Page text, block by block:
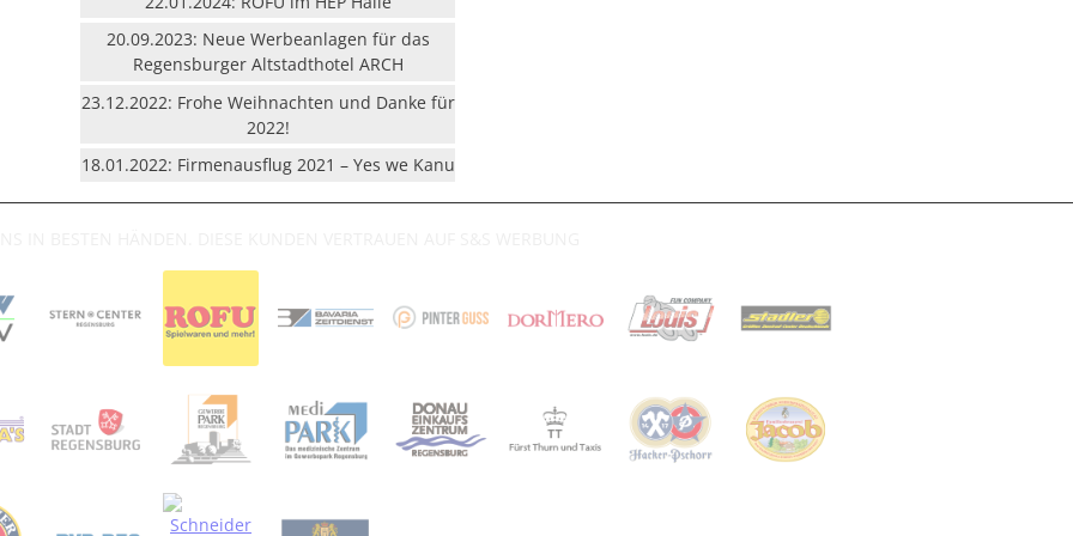
20.09.2023: Neue Werbeanlagen für das
Regensburger Altstadthotel ARCH
23.12.2022: Frohe Weihnachten und Danke für
2022!
18.01.2022: Firmenausflug 2021 – Yes we Kanu